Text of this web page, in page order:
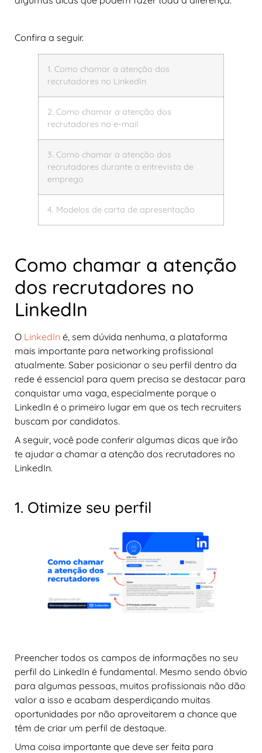
Confira a seguir.
1. Como chamar a atenção dos
recrutadores no LinkedIn
2. Como chamar a atenção dos
recrutadores no e-mail
3. Como chamar a atenção dos
recrutadores durante a entrevista de
emprego
4. Modelos de carta de apresentação
Como chamar a atenção
dos recrutadores no
LinkedIn
O LinkedIn é, sem dúvida nenhuma, a plataforma
mais importante para networking profissional
atualmente. Saber posicionar o seu perfil dentro da
rede é essencial para quem precisa se destacar para
conquistar uma vaga, especialmente porque o
LinkedIn é o primeiro lugar em que os tech recruiters
buscam por candidatos.
A seguir, você pode conferir algumas dicas que irão
te ajudar a chamar a atenção dos recrutadores no
LinkedIn.
1. Otimize seu perfil
Preencher todos os campos de informações no seu
perfil do LinkedIn é fundamental. Mesmo sendo óbvio
para algumas pessoas, muitos profissionais não dão
valor a isso e acabam desperdiçando muitas
oportunidades por não aproveitarem a chance que
têm de criar um perfil de destaque.
Uma coisa importante que deve ser feita para